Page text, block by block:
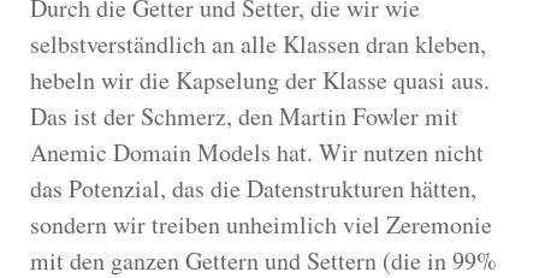
Durch die Getter und Setter, die wir wie
selbstverständlich an alle Klassen dran kleben,
hebeln wir die Kapselung der Klasse quasi aus.
Das ist der Schmerz, den Martin Fowler mit
Anemic Domain Models hat. Wir nutzen nicht
das Potenzial, das die Datenstrukturen hätten,
sondern wir treiben unheimlich viel Zeremonie
mit den ganzen Gettern und Settern (die in 99%